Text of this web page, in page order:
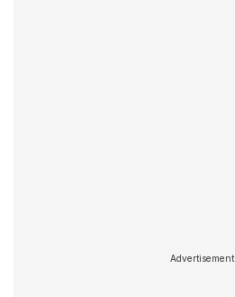
Advertisement